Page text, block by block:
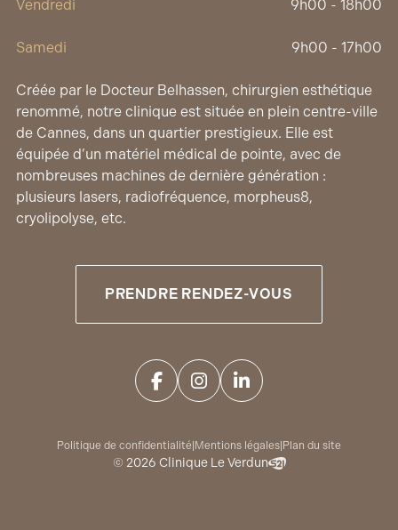
Créée par le Docteur Belhassen, chirurgien esthétique
renommé, notre clinique est située en plein centre-ville
de Cannes, dans un quartier prestigieux. Elle est
équipée d’un matériel médical de pointe, avec de
nombreuses machines de dernière génération :
plusieurs lasers, radiofréquence, morpheus8,
cryolipolyse, etc.
PRENDRE RENDEZ-VOUS
Vendredi 9h00 - 18h00
Samedi 9h00 - 17h00
Politique de confidentialité Mentions légales Plan du site
© 2026 Clinique Le Verdun